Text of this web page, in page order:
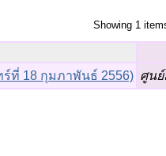
Showing 1
ร์ที่ 18 กุมภาพันธ์ 2556) ศูน